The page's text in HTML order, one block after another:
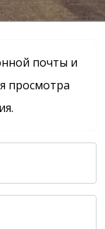
почты и
просмотра